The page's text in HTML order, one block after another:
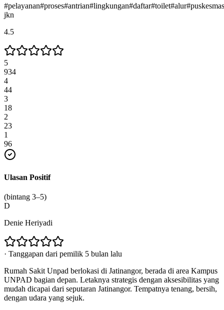
#pelayanan#proses#antrian#lingkungan#daftar#toilet#alur#puskesmas
jkn
4.5
5
934
4
44
3
18
2
23
1
96
Ulasan Positif
(bintang 3–5)
D
Denie Heriyadi
· Tanggapan dari pemilik 5 bulan lalu
Rumah Sakit Unpad berlokasi di Jatinangor, berada di area Kampus
UNPAD bagian depan. Letaknya strategis dengan aksesibilitas yang
mudah dicapai dari seputaran Jatinangor. Tempatnya tenang, bersih,
dengan udara yang sejuk.